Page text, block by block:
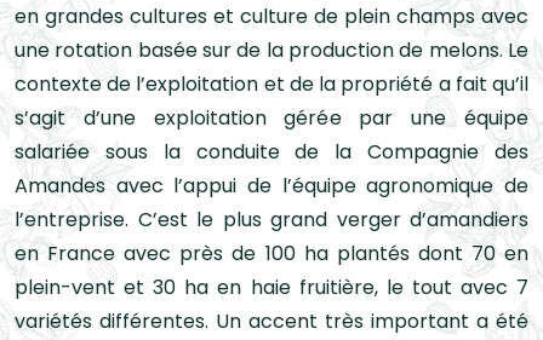
en grandes cultures et culture de plein champs avec
une rotation basée sur de la production de melons. Le
contexte de l’exploitation et de la propriété a fait qu’il
s’agit d’une exploitation gérée par une équipe
salariée sous la conduite de la Compagnie des
Amandes avec l’appui de l’équipe agronomique de
l’entreprise. C’est le plus grand verger d’amandiers
en France avec près de 100 ha plantés dont 70 en
plein-vent et 30 ha en haie fruitière, le tout avec 7
variétés différentes. Un accent très important a été